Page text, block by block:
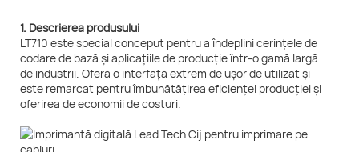
1. Descrierea produsului
LT710 este special conceput pentru a îndeplini cerințele de
codare de bază și aplicațiile de producție într-o gamă largă
de industrii. Oferă o interfață extrem de ușor de utilizat și
este remarcat pentru îmbunătățirea eficienței producției și
oferirea de economii de costuri.